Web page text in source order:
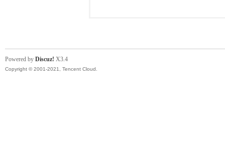
Powered by Discuz! X3.4
Copyright © 2001-2021, Tencent Cloud.